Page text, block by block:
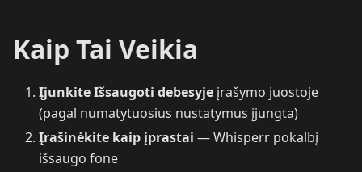
Kaip Tai Veikia
Įjunkite Išsaugoti debesyje įrašymo juostoje
(pagal numatytuosius nustatymus įjungta)
Įrašinėkite kaip įprastai — Whisperr pokalbį
išsaugo fone